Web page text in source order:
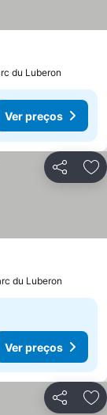
du Luberon
Ver preços
Partilhar
du Luberon
Ver preços
Partilhar